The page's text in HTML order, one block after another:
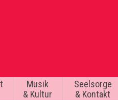
Musik
& Kultur
Seelsorge
& Kontakt